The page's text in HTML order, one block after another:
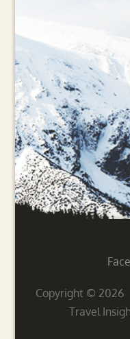
Copyright © 2026
Travel